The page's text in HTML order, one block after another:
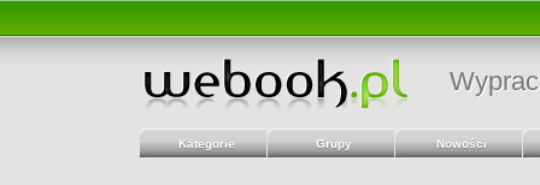
Kategorie Grupy Nowości